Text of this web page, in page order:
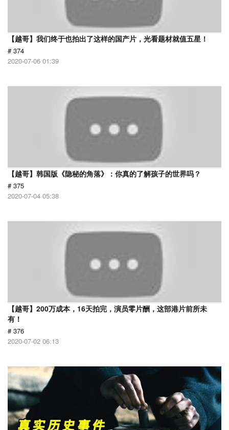
【越哥】我们终于也拍出了这样的国产片，光看题材就值五星！
# 374
2020-07-06 01:39
【越哥】韩国版《隐秘的角落》：你真的了解孩子的世界吗？
# 375
2020-07-04 05:38
【越哥】200万成本，16天拍完，演员零片酬，这部港片前所未
有！
# 376
2020-07-02 06:13